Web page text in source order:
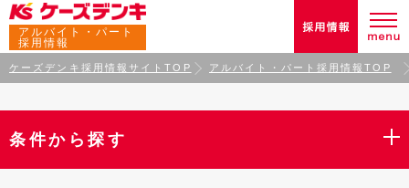
アルバイト・パート
採用情報
ケーズデンキ採用情報サイトTOP アルバイト・パート採用情報TOP
条件から探す